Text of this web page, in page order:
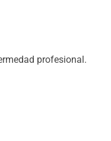
profesional.